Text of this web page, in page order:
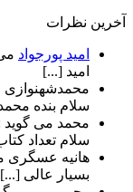
آخرین نظرات
امید پورجواد
امید [...]
محمدشهنوازی
سلام بنده
محمد می گوید
سلام تعداد کتاب۶در سایت زیاد نیست
هانیه عسگری
بسیار عالی [...]